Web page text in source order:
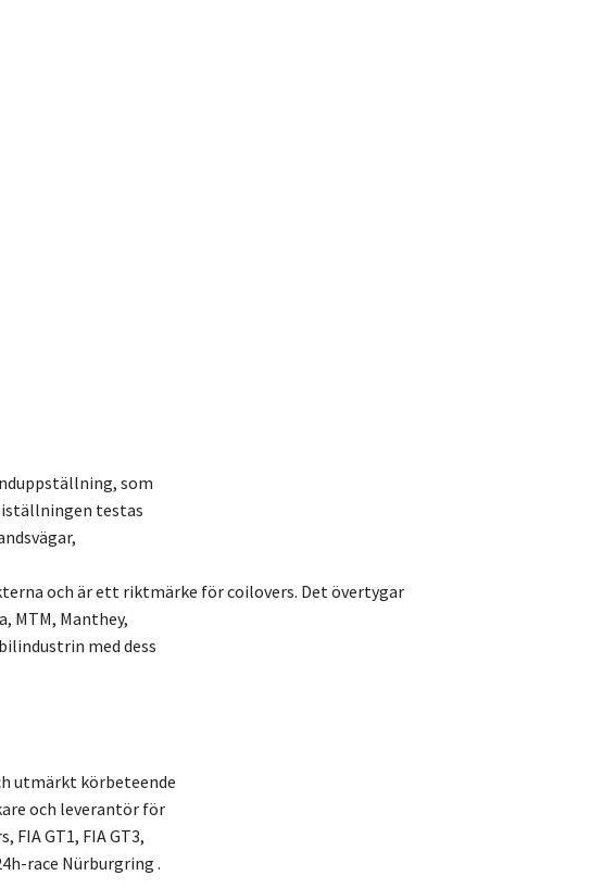
som
testas
och är ett riktmärke för coilovers. Det övertygar
MTM, Manthey,
med dess
utmärkt körbeteende
och leverantör för
GT1, FIA GT3,
race Nürburgring .